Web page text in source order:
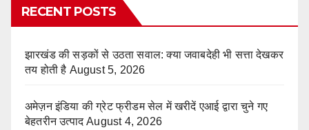
RECENT POSTS
झारखंड की सड़कों से उठता सवाल: क्या जवाबदेही भी सत्ता देखकर
तय होती है August 5, 2026
अमेज़न इंडिया की ग्रेट फ्रीडम सेल में खरीदें एआई द्वारा चुने गए
बेहतरीन उत्पाद August 4, 2026